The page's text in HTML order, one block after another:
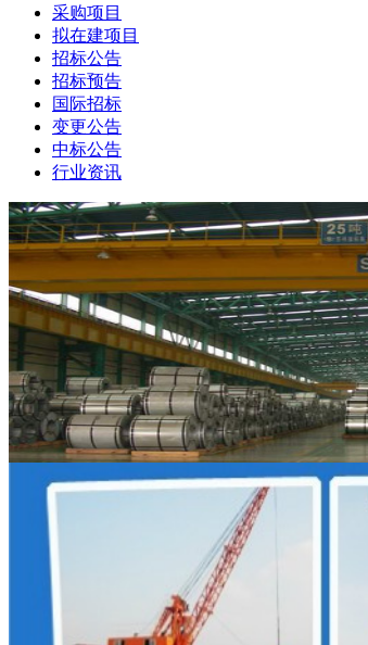
采购项目
拟在建项目
招标公告
招标预告
国际招标
变更公告
中标公告
行业资讯